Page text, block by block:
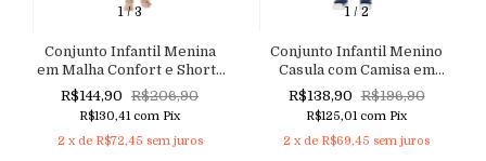
1/3
Conjunto Infantil Menina
em Malha Confort e Shorts
em Clochard Maquinetado
com Cinto Aconchego do
Bebê
R$144,90 R$206,90
R$130,41 com Pix
2 x de R$72,45 sem juros
1/2
Conjunto Infantil Menino
Casula com Camisa em
Tricoline Quadriculado e
Shorts em Sarja com
Elastano
R$138,90 R$196,90
R$125,01 com Pix
2 x de R$69,45 sem juros